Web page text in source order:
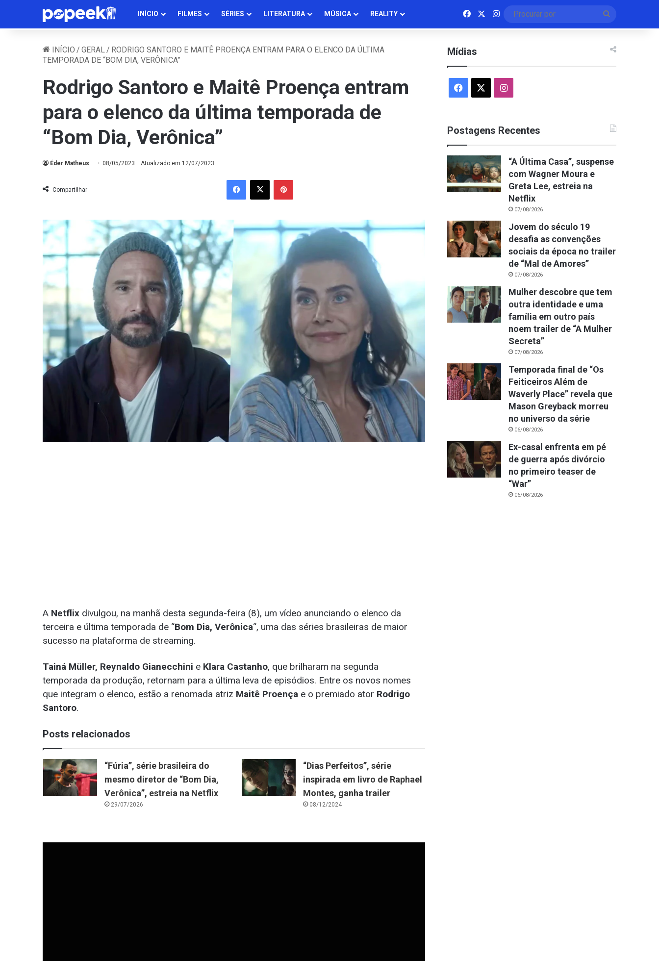
INÍCIO FILMES SÉRIES LITERATURA MÚSICA REALITY FacebookInstagram
por
INÍCIO / GERAL/ RODRIGO SANTORO E MAITÊ PROENÇA ENTRAM PARA O ELENCO DA ÚLTIMA
TEMPORADA DE “BOM DIA, VERÔNICA”
Rodrigo Santoro e Maitê Proença entram
para o elenco da última temporada de
“Bom Dia, Verônica”
Éder Matheus 08/05/2023 Atualizado em 12/07/2023
Compartilhar
Facebook
X Pinterest
A Netflix divulgou, na manhã desta segunda-feira (8), um vídeo anunciando o elenco da
terceira e última temporada de “Bom Dia, Verônica“, uma das séries brasileiras de maior
sucesso na plataforma de streaming.
Tainá Müller, Reynaldo Gianecchini e Klara Castanho, que brilharam na segunda
temporada da produção, retornam para a última leva de episódios. Entre os novos nomes
que integram o elenco, estão a renomada atriz Maitê Proença e o premiado ator Rodrigo
Santoro.
Posts relacionados
“Fúria”, série brasileira do
mesmo diretor de “Bom Dia,
Verônica”, estreia na Netflix
29/07/2026
“Dias Perfeitos”, série
inspirada em livro de Raphael
Montes, ganha trailer
08/12/2024
Mídias
Facebook Instagram
Postagens Recentes
“A Última Casa”, suspense
com Wagner Moura e
Greta Lee, estreia na
Netflix
07/08/2026
Jovem do século 19
desafia as convenções
sociais da época no trailer
de “Mal de Amores”
07/08/2026
Mulher descobre que tem
outra identidade e uma
família em outro país
noem trailer de “A Mulher
Secreta”
07/08/2026
Temporada final de “Os
Feiticeiros Além de
Waverly Place” revela que
Mason Greyback morreu
no universo da série
06/08/2026
Ex-casal enfrenta em pé
de guerra após divórcio
no primeiro teaser de
“War”
06/08/2026